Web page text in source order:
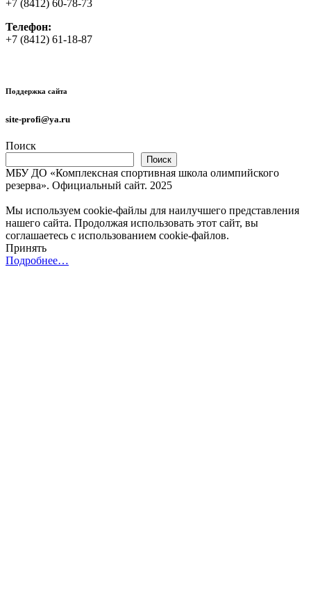
+7 (8412) 60-78-73
Телефон:
+7 (8412) 61-18-87
Поддержка сайта
site-profi@ya.ru
Поиск
Поиск
МБУ ДО «Комплексная спортивная школа олимпийского
резерва». Официальный сайт. 2025
Мы используем cookie-файлы для наилучшего представления
нашего сайта. Продолжая использовать этот сайт, вы
соглашаетесь с использованием cookie-файлов.
Принять
Подробнее…